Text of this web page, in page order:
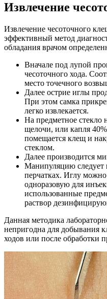
Извлечение
Извлечение чесоточного
эффективный метод
обладания врачом
Вначале под лупой
чесоточного хода.
место точечного
Далее острие иглы
При этом самка
легко извлекается.
На предметное стекло
щелочи, или капля
помещается клещ и
стеклом.
Далее производится
Манипуляцию следует
перчатках. Иглу
одноразовую для
использованные
раствор
Данная методика
непригодна для добывания
ходов или после обработки